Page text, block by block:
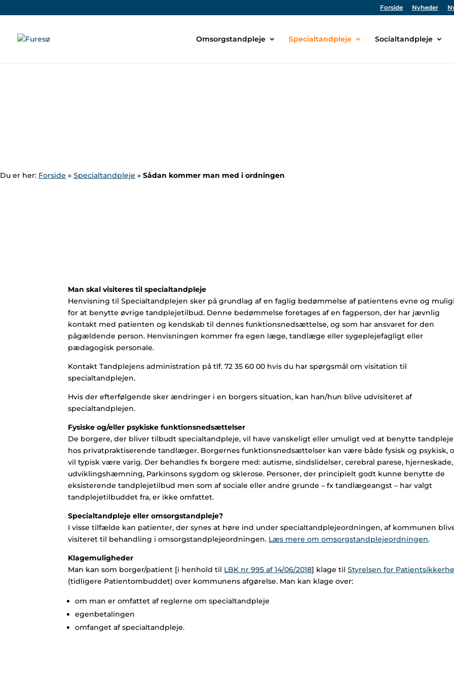
Forside Nyheder
Omsorgstandpleje Specialtandpleje Socialtandpleje
Du er her: Forside » Specialtandpleje » Sådan kommer man med i ordningen
Man skal visiteres til specialtandpleje
Henvisning til Specialtandplejen sker på grundlag af en faglig bedømmelse af patientens evne og
for at benytte øvrige tandplejetilbud. Denne bedømmelse foretages af en fagperson, der har jævnlig
kontakt med patienten og kendskab til dennes funktionsnedsættelse, og som har ansvaret for den
pågældende person. Henvisningen kommer fra egen læge, tandlæge eller sygeplejefagligt eller
pædagogisk personale.
Kontakt Tandplejens administration på tlf. 72 35 60 00 hvis du har spørgsmål om visitation til
specialtandplejen.
Hvis der efterfølgende sker ændringer i en borgers situation, kan han/hun blive udvisiteret af
specialtandplejen.
Fysiske og/eller psykiske funktionsnedsættelser
De borgere, der bliver tilbudt specialtandpleje, vil have vanskeligt eller umuligt ved at benytte
hos privatpraktiserende tandlæger. Borgernes funktionsnedsættelser kan være både fysisk og psykisk,
vil typisk være varig. Der behandles fx borgere med: autisme, sindslidelser, cerebral parese, hjerneskade,
udviklingshæmning, Parkinsons sygdom og sklerose. Personer, der principielt godt kunne benytte de
eksisterende tandplejetilbud men som af sociale eller andre grunde – fx tandlægeangst – har valgt
tandplejetilbuddet fra, er ikke omfattet.
Specialtandpleje eller omsorgstandpleje?
I visse tilfælde kan patienter, der synes at høre ind under specialtandplejeordningen, af kommunen
visiteret til behandling i omsorgstandplejeordningen. Læs mere om omsorgstandplejeordningen.
Klagemuligheder
Man kan som borger/patient [i henhold til LBK nr 995 af 14/06/2018] klage tilStyrelsen for
(tidligere Patientombuddet) over kommunens afgørelse. Man kan klage over:
om man er omfattet af reglerne om specialtandpleje
egenbetalingen
omfanget af specialtandpleje.